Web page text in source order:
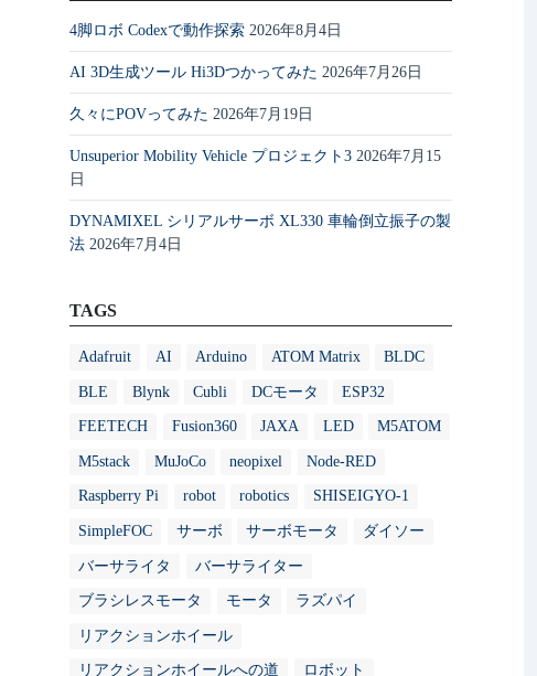
4脚ロボ Codexで動作探索 2026年8月4日
AI 3D生成ツール Hi3Dつかってみた 2026年7月26日
久々にPOVってみた 2026年7月19日
Unsuperior Mobility Vehicle プロジェクト3 2026年7月15
日
DYNAMIXEL シリアルサーボ XL330 車輪倒立振子の製
法 2026年7月4日
TAGS
Adafruit AI Arduino ATOM Matrix BLDC
BLE Blynk Cubli DCモータ ESP32
FEETECH Fusion360 JAXA LED M5ATOM
M5stack MuJoCo neopixel Node-RED
Raspberry Pi robot robotics SHISEIGYO-1
SimpleFOC サーボ サーボモータ ダイソー
バーサライタ バーサライター
ブラシレスモータ モータ ラズパイ
リアクションホイール
リアクションホイールへの道 ロボット